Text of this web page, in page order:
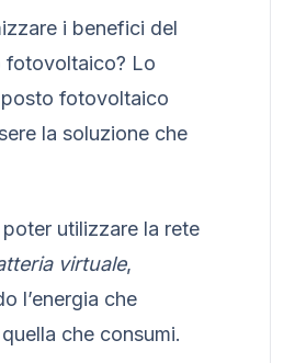
i benefici del
fotovoltaico? Lo
fotovoltaico
la soluzione che
utilizzare la rete
virtuale,
l’energia che
che consumi.